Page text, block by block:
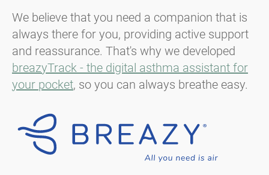
We believe that you need a companion that is
always there for you, providing active support
and reassurance. That's why we developed
breazyTrack - the digital asthma assistant for
your pocket, so you can always breathe easy.